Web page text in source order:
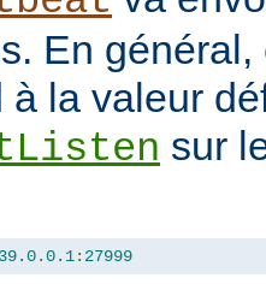
En
à la valeur
sur
.0.1: 27999